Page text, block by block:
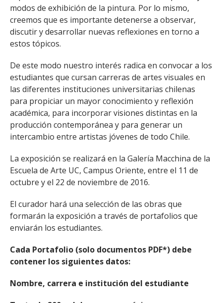
modos de exhibición de la pintura. Por lo mismo,
creemos que es importante detenerse a observar,
discutir y desarrollar nuevas reflexiones en torno a
estos tópicos.
De este modo nuestro interés radica en convocar a los
estudiantes que cursan carreras de artes visuales en
las diferentes instituciones universitarias chilenas
para propiciar un mayor conocimiento y reflexión
académica, para incorporar visiones distintas en la
producción contemporánea y para generar un
intercambio entre artistas jóvenes de todo Chile.
La exposición se realizará en la Galería Macchina de la
Escuela de Arte UC, Campus Oriente, entre el 11 de
octubre y el 22 de noviembre de 2016.
El curador hará una selección de las obras que
formarán la exposición a través de portafolios que
enviarán los estudiantes.
Cada Portafolio (solo documentos PDF*) debe
contener los siguientes datos:
Nombre, carrera e institución del estudiante